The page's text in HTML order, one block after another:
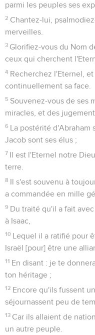
parmi les peuples ses
2 Chantez-lui,
merveilles.
3 Glorifiez-vous du Nom
ceux qui cherchent
4 Recherchez l'Eternel,
continuellement sa face.
5 Souvenez-vous de ses
miracles, et des
6 La postérité d'Abraham
Jacob sont ses élus ;
7 Il est l'Eternel notre
terre.
8 Il s'est souvenu à
a commandée en mille
9 Du traité qu'il a fait
à Isaac,
10 Lequel il a ratifié pour
Israël [pour] être une
11 En disant : je te
ton héritage ;
12 Encore qu'ils fussent
séjournassent peu de
13 Car ils allaient de
un autre peuple.